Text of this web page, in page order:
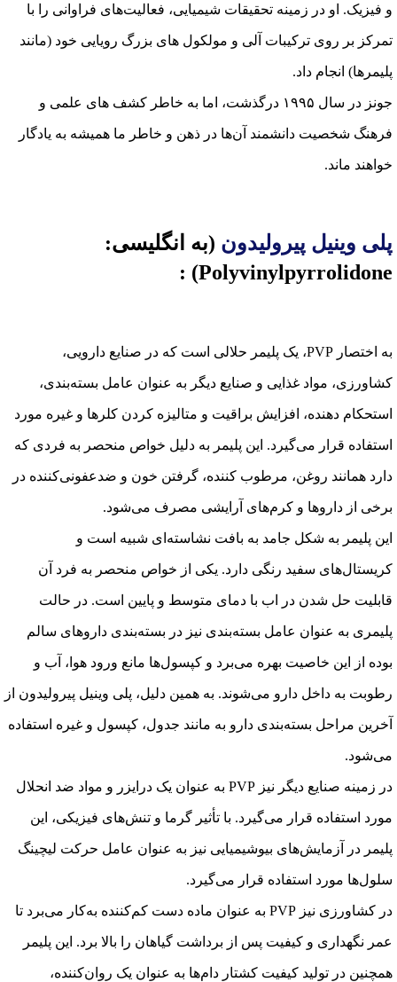
و فیزیک. او در زمینه تحقیقات شیمیایی، فعالیت‌های فراوانی را با
تمرکز بر روی ترکیبات آلی و مولکول های بزرگ رویایی خود (مانند
پلیمرها) انجام داد.
جونز در سال ۱۹۹۵ درگذشت، اما به خاطر کشف های علمی و
فرهنگ شخصیت دانشمند آن‌ها در ذهن و خاطر ما همیشه به یادگار
خواهند ماند.
پلی وینیل پیرولیدون (به انگلیسی:
Polyvinylpyrrolidone) :
به اختصار PVP، یک پلیمر حلالی است که در صنایع دارویی،
کشاورزی، مواد غذایی و صنایع دیگر به عنوان عامل بسته‌بندی،
استحکام دهنده، افزایش براقیت و متالیزه کردن کلرها و غیره مورد
استفاده قرار می‌گیرد. این پلیمر به دلیل خواص منحصر به فردی که
دارد همانند روغن، مرطوب کننده، گرفتن خون و ضدعفونی‌کننده در
برخی از داروها و کرم‌های آرایشی مصرف می‌شود.
این پلیمر به شکل جامد به بافت نشاسته‌ای شبیه است و
کریستال‌های سفید رنگی دارد. یکی از خواص منحصر به فرد آن
قابلیت حل شدن در اب با دمای متوسط و پایین است. در حالت
پلیمری به عنوان عامل بسته‌بندی نیز در بسته‌بندی داروهای سالم
بوده از این خاصیت بهره می‌برد و کپسول‌ها مانع ورود هوا، آب و
رطوبت به داخل دارو می‌شوند. به همین دلیل، پلی وینیل پیرولیدون از
آخرین مراحل بسته‌بندی دارو به مانند جدول، کپسول و غیره استفاده
می‌شود.
در زمینه صنایع دیگر نیز PVP به عنوان یک درایزر و مواد ضد انحلال
مورد استفاده قرار می‌گیرد. با تأثیر گرما و تنش‌های فیزیکی، این
پلیمر در آزمایش‌های بیوشیمیایی نیز به عنوان عامل حرکت لیچینگ
سلول‌ها مورد استفاده قرار می‌گیرد.
در کشاورزی نیز PVP به عنوان ماده دست کم‌کننده به‌کار می‌برد تا
عمر نگهداری و کیفیت پس از برداشت گیاهان را بالا برد. این پلیمر
همچنین در تولید کیفیت کشتار دام‌ها به عنوان یک روان‌کننده،